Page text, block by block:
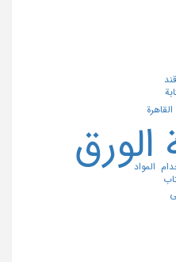
الورق
القاهرة
المواد